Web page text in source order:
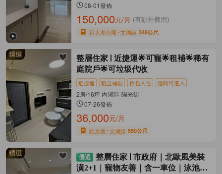
08-01發佈
150,000元/月 (有額外費用)
距大湖公園 文湖線 348公尺
整層住家
近捷運🌟可寵🌟租補🌟稀有
庭院戶🌟可垃圾代收
近捷運 租金補貼 拎包入住 隨時可遷入
2房/16坪 內湖區-陽光街
07-26發佈
36,000元/月
距文德 文湖線 550公尺
整層住家
市政府｜北歐風美裝
潢2+1｜寵物友善｜含一車位｜泳池社